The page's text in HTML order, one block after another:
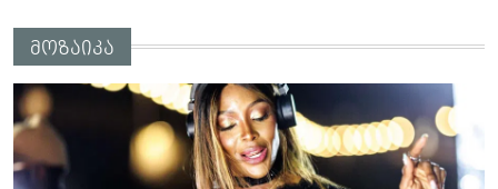
პროკურორი ნია იმნაძეზე
მოზაიკა